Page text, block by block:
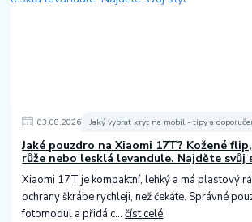
03.08.2026 Jaký vybrat kryt na mobil - tipy a
Jaké pouzdro na Xiaomi 17T? Kožené
růže nebo lesklá levandule. Najděte svůj
Xiaomi 17T je kompaktní, lehký a má plastový
ochrany škrábe rychleji, než čekáte. Správné
fotomodul a přidá c...číst celé